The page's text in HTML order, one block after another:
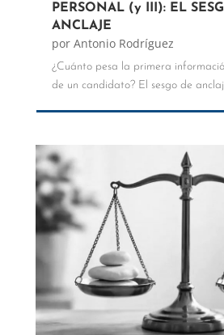
PERSONAL (y III): EL
ANCLAJE
por Antonio Rodríguez
¿Cuánto pesa la primera
de un candidato? El sesgo de